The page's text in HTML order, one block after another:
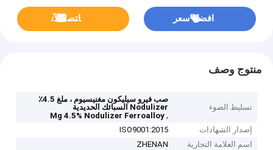
افضل سعر ﺎﺘﺼﻟ ﺍﻶﻧ
منتوج وصف
تسليط الضوء
صب فيرو سيليكون مغنيسيوم ، ملغ 4.5٪
Nodulizer السبائك الحديدية
,
Mg 4.5% Nodulizer Ferroalloy
إصدار الشهادات
ISO9001:2015
اسم العلامة التجارية
ZHENAN